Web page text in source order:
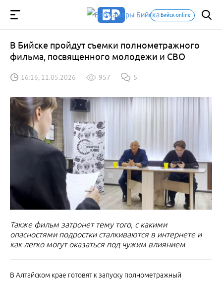
Бийск-online
В Бийске пройдут съемки полнометражного
фильма, посвященного молодежи и СВО
16:16, 11.05.2026 957 5
Также фильм затронет тему того, с какими
опасностями подростки сталкиваются в интернете и
как легко могут оказаться под чужим влиянием
В Алтайском крае готовят к запуску полнометражный